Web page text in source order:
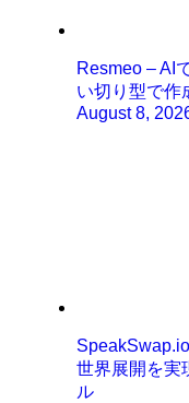
Resmeo – AI
い切り型で作
August 8,
世界展開を実
ル